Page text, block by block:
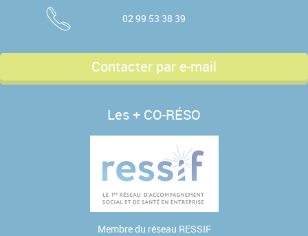
02 99 53 38 39
Contacter par e-mail
Les + CO-RÉSO
Membre du réseau RESSIF